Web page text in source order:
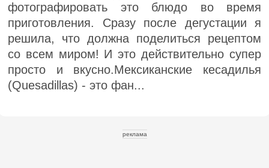
фотографировать это блюдо во время
приготовления. Сразу после дегустации я
решила, что должна поделиться рецептом
со всем миром! И это действительно супер
просто и вкусно.Мексиканские кесадилья
(Quesadillas) - это фан...
реклама